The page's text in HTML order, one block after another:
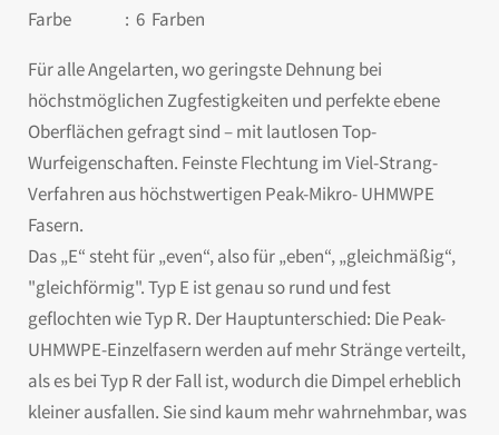
Farbe : 6 Farben
Für alle Angelarten, wo geringste Dehnung bei
höchstmöglichen Zugfestigkeiten und perfekte ebene
Oberflächen gefragt sind – mit lautlosen Top-
Wurfeigenschaften. Feinste Flechtung im Viel-Strang-
Verfahren aus höchstwertigen Peak-Mikro- UHMWPE
Fasern.
Das „E“ steht für „even“, also für „eben“, „gleichmäßig“,
"gleichförmig". Typ E ist genau so rund und fest
geflochten wie Typ R. Der Hauptunterschied: Die Peak-
UHMWPE-Einzelfasern werden auf mehr Stränge verteilt,
als es bei Typ R der Fall ist, wodurch die Dimpel erheblich
kleiner ausfallen. Sie sind kaum mehr wahrnehmbar, was